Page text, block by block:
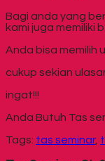
Bagi anda yang
kami juga memiliki
Anda bisa memilih
cukup sekian
ingat!!!
Anda Butuh Tas
Tags: tas seminar,